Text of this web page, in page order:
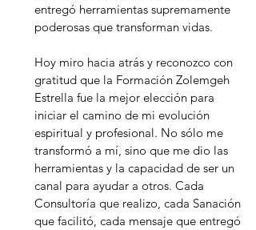
entregó herramientas supremamente
poderosas que transforman vidas.
Hoy miro hacia atrás y reconozco con
gratitud que la Formación Zolemgeh
Estrella fue la mejor elección para
iniciar el camino de mi evolución
espiritual y profesional. No sólo me
transformó a mí, sino que me dio las
herramientas y la capacidad de ser un
canal para ayudar a otros. Cada
Consultoría que realizo, cada Sanación
que facilitó, cada mensaje que entregó